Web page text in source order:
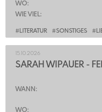
#LITERATUR #SONSTIGES
WO:
WIE VIEL:
15.10.2026
SARAH WIPAUER -
WANN:
WO: